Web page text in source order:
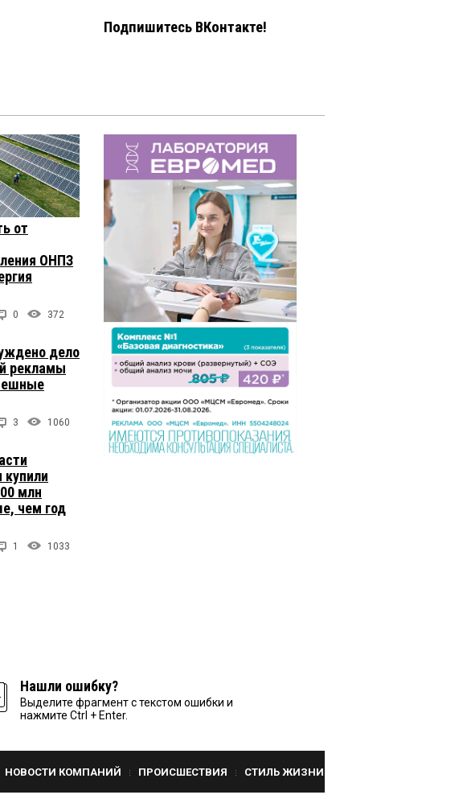
Подпишитесь ВКонтакте!
от
ОНПЗ
0 372
дело
рекламы
3 1060
млн
чем год
1 1033
Нашли ошибку?
Выделите фрагмент с текстом ошибки и
нажмите Ctrl + Enter.
НОВОСТИ КОМПАНИЙ ПРОИСШЕСТВИЯ СТИЛЬ ЖИЗНИ